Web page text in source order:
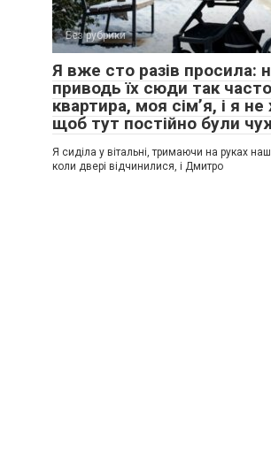
Без рубрики
Я вже сто разів просила:
приводь їх сюди так
квартира, моя сім’я, і я не
щоб тут постійно були
Я сиділа у вітальні, тримаючи на руках
коли двері відчинилися, і Дмитро